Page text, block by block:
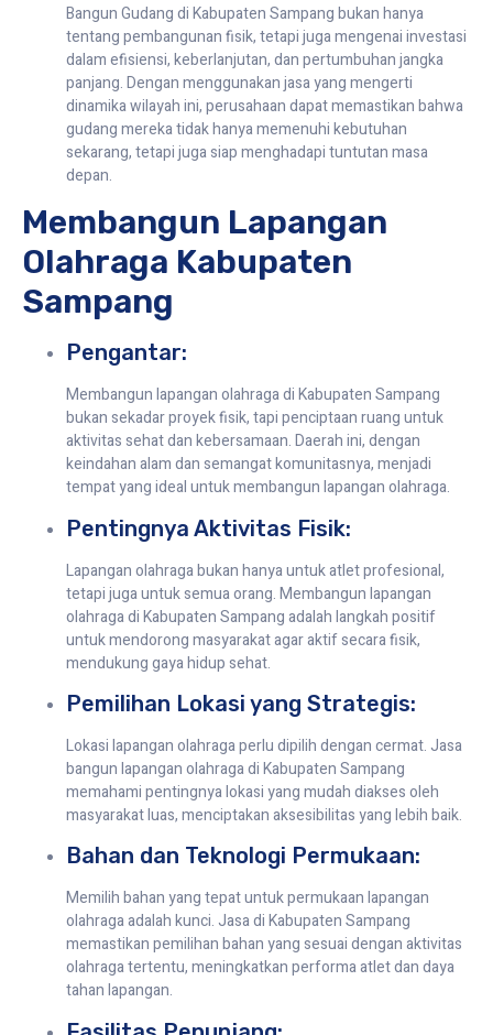
Bangun Gudang di Kabupaten Sampang bukan hanya
tentang pembangunan fisik, tetapi juga mengenai investasi
dalam efisiensi, keberlanjutan, dan pertumbuhan jangka
panjang. Dengan menggunakan jasa yang mengerti
dinamika wilayah ini, perusahaan dapat memastikan bahwa
gudang mereka tidak hanya memenuhi kebutuhan
sekarang, tetapi juga siap menghadapi tuntutan masa
depan.
Membangun Lapangan
Olahraga Kabupaten
Sampang
Pengantar:
Membangun lapangan olahraga di Kabupaten Sampang
bukan sekadar proyek fisik, tapi penciptaan ruang untuk
aktivitas sehat dan kebersamaan. Daerah ini, dengan
keindahan alam dan semangat komunitasnya, menjadi
tempat yang ideal untuk membangun lapangan olahraga.
Pentingnya Aktivitas Fisik:
Lapangan olahraga bukan hanya untuk atlet profesional,
tetapi juga untuk semua orang. Membangun lapangan
olahraga di Kabupaten Sampang adalah langkah positif
untuk mendorong masyarakat agar aktif secara fisik,
mendukung gaya hidup sehat.
Pemilihan Lokasi yang Strategis:
Lokasi lapangan olahraga perlu dipilih dengan cermat. Jasa
bangun lapangan olahraga di Kabupaten Sampang
memahami pentingnya lokasi yang mudah diakses oleh
masyarakat luas, menciptakan aksesibilitas yang lebih baik.
Bahan dan Teknologi Permukaan:
Memilih bahan yang tepat untuk permukaan lapangan
olahraga adalah kunci. Jasa di Kabupaten Sampang
memastikan pemilihan bahan yang sesuai dengan aktivitas
olahraga tertentu, meningkatkan performa atlet dan daya
tahan lapangan.